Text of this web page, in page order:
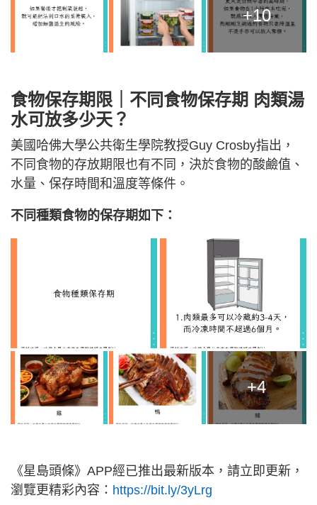
+10
食物保存期限｜不同食物保存期 肉類湯
水可放多少天？
美國哈佛大學公共衛生學院教授Guy Crosby指出，
不同食物的存放期限也有不同，決於食物的酸鹼值、
水量、保存時間和溫度等條件。
不同種類食物的保存期如下：
+4
《星島頭條》APP經已推出最新版本，請立即更新，
瀏覽更精彩內容： https://bit.ly/3yLrg